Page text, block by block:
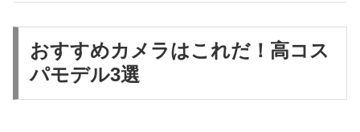
おすすめカメラはこれだ！高コス
パモデル3選